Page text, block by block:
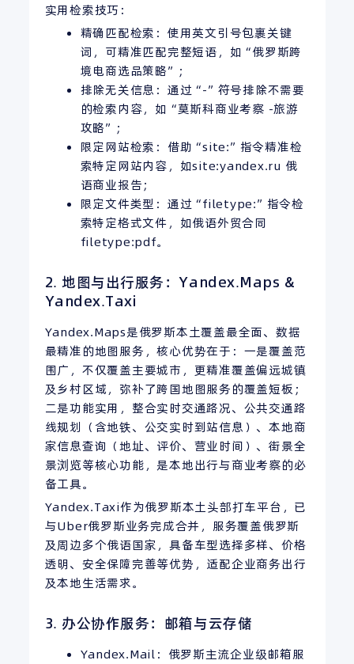
实用检索技巧：
精确匹配检索：使用英文引号包裹关键
词，可精准匹配完整短语，如“俄罗斯跨
境电商选品策略”；
排除无关信息：通过“-”符号排除不需要
的检索内容，如“莫斯科商业考察 -旅游
攻略”；
限定网站检索：借助“site:”指令精准检
索特定网站内容，如site:yandex.ru 俄
语商业报告；
限定文件类型：通过“filetype:”指令检
索特定格式文件，如俄语外贸合同
filetype:pdf。
2. 地图与出行服务：Yandex.Maps &
Yandex.Taxi
Yandex.Maps是俄罗斯本土覆盖最全面、数据
最精准的地图服务，核心优势在于：一是覆盖范
围广，不仅覆盖主要城市，更精准覆盖偏远城镇
及乡村区域，弥补了跨国地图服务的覆盖短板；
二是功能实用，整合实时交通路况、公共交通路
线规划（含地铁、公交实时到站信息）、本地商
家信息查询（地址、评价、营业时间）、街景全
景浏览等核心功能，是本地出行与商业考察的必
备工具。
Yandex.Taxi作为俄罗斯本土头部打车平台，已
与Uber俄罗斯业务完成合并，服务覆盖俄罗斯
及周边多个俄语国家，具备车型选择多样、价格
透明、安全保障完善等优势，适配企业商务出行
及本地生活需求。
3. 办公协作服务：邮箱与云存储
Yandex.Mail：俄罗斯主流企业级邮箱服